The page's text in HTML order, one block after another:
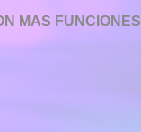
MAS FUNCIONES